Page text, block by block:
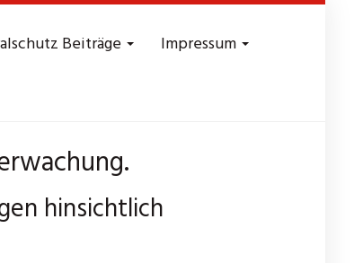
Beiträge Impressum
hinsichtlich